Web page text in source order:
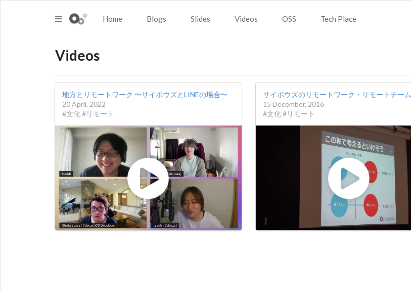
Home Blogs Slides Videos OSS Tech Place
Videos
地方とリモートワーク 〜サイボウズとLINEの場合〜
20 April, 2022
#文化 #リモート
サイボウズのリモートワーク・リモートチーム
15 December, 2016
#文化 #リモート